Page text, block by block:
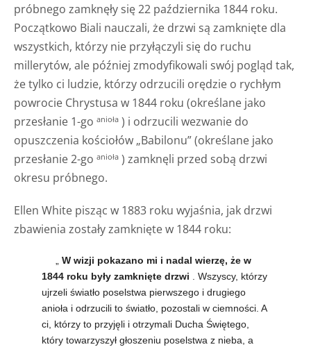
próbnego zamknęły się 22 października 1844 roku.
Początkowo Biali nauczali, że drzwi są zamknięte dla
wszystkich, którzy nie przyłączyli się do ruchu
millerytów, ale później zmodyfikowali swój pogląd tak,
że tylko ci ludzie, którzy odrzucili orędzie o rychłym
powrocie Chrystusa w 1844 roku (określane jako
przesłanie 1-go anioła ) i odrzucili wezwanie do
opuszczenia kościołów „Babilonu” (określane jako
przesłanie 2-go anioła ) zamknęli przed sobą drzwi
okresu próbnego.
Ellen White pisząc w 1883 roku wyjaśnia, jak drzwi
zbawienia zostały zamknięte w 1844 roku:
W wizji pokazano mi i nadal wierzę, że w
1844 roku były zamknięte drzwi . Wszyscy, którzy
ujrzeli światło poselstwa pierwszego i drugiego
anioła i odrzucili to światło, pozostali w ciemności. A
ci, którzy to przyjęli i otrzymali Ducha Świętego,
który towarzyszył głoszeniu poselstwa z nieba, a